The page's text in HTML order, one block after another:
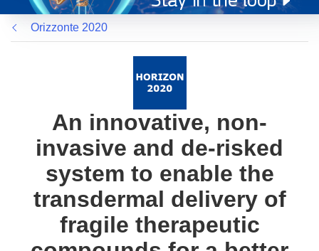
una
nuova
finestra)
Orizzonte 2020
An innovative, non-
invasive and de-risked
system to enable the
transdermal delivery of
fragile therapeutic